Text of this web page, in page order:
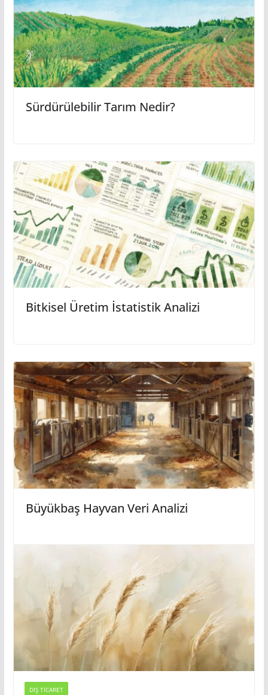
Sürdürülebilir Tarım Nedir?
Bitkisel Üretim İstatistik Analizi
Büyükbaş Hayvan Veri Analizi
DIŞ TICARET